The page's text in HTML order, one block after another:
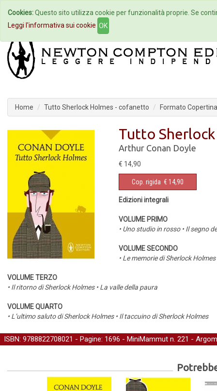
Home Autori Eventi
Home Tutto Sherlock Holmes - cofanetto Formato
Tutto
Arthur Conan Doyle
€ 14,90
Cop. rigida € 14,90
Edizioni integrali
VOLUME PRIMO
• Uno studio in rosso • Il segno
VOLUME SECONDO
• Le memorie di Sherlock
VOLUME TERZO
• Il ritorno di Sherlock Holmes • La valle della paura
VOLUME QUARTO
• L’ultimo saluto di Sherlock Holmes • Il taccuino di Sherlock Holmes
ISBN: 9788822708021 - Pagine: 1696 - MiniMammut n. 221 -
Cookies:Questo sito utilizza cookie per funzionalità proprie. Se
Leggi l'informativa sui cookie OK